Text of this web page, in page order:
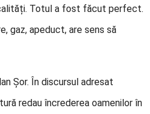
Totul a fost făcut perfect.
gaz, apeduct, are sens să
Șor. În discursul adresat
redau încrederea oamenilor în